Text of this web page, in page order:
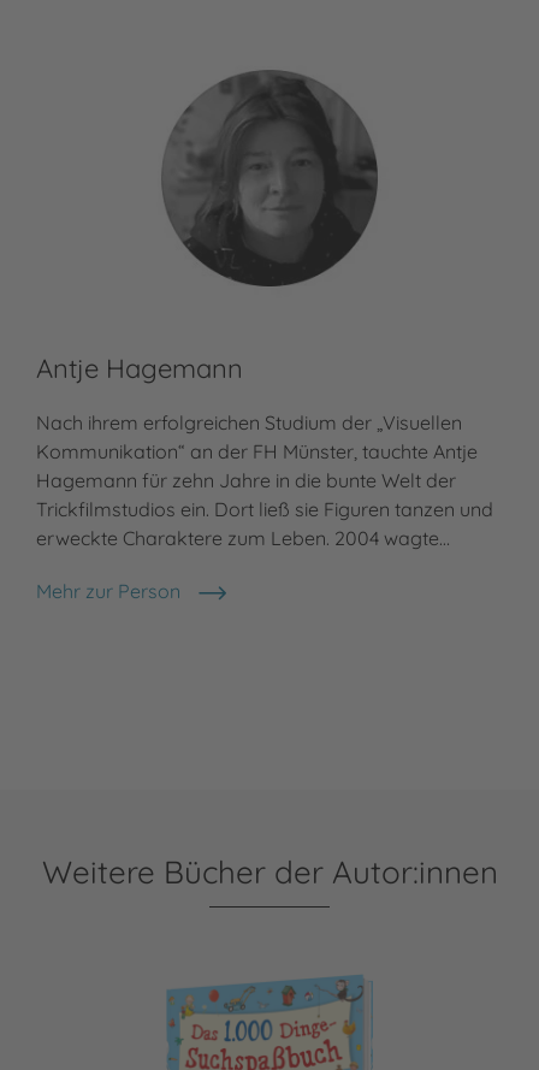
Antje Hagemann
Nach ihrem erfolgreichen Studium der „Visuellen
Kommunikation“ an der FH Münster, tauchte Antje
Hagemann für zehn Jahre in die bunte Welt der
Trickfilmstudios ein. Dort ließ sie Figuren tanzen und
erweckte Charaktere zum Leben. 2004 wagte…
Mehr zur Person
Antje Hagemann
Weitere Bücher der Autor:innen